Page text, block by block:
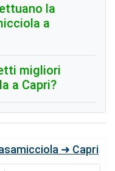
la
a
migliori
a Capri?
➜ Capri